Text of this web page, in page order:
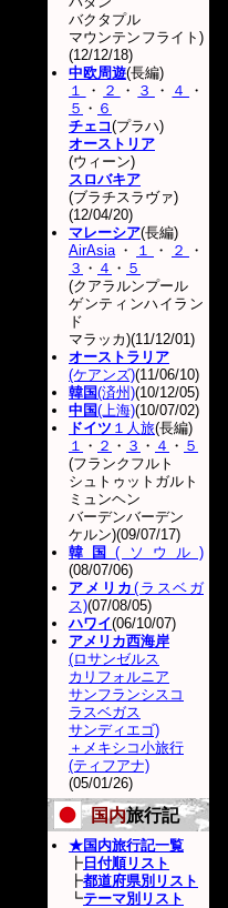
バクタプル
マウンテンフライト)
(12/12/18)
中欧周遊(長編)
１
・ ２ ・ ３ ・ ４
・
５ ・ ６
チェコ(プラハ)
オーストリア
(ウィーン)
スロバキア
(ブラチスラヴァ)
(12/04/20)
マレーシア(長編)
AirAsia・ １ ・ ２
・
３ ・ ４ ・ ５
(クアラルンプール
ゲンティンハイラン
ド
マラッカ)(11/12/01)
オーストラリア
(ケアンズ)(11/06/10)
韓国(済州)(10/12/05)
中国(上海)(10/07/02)
ドイツ １人旅(長編)
１ ・ ２ ・ ３ ・ ４ ・ ５
(フランクフルト
シュトゥットガルト
ミュンヘン
バーデンバーデン
ケルン)(09/07/17)
韓国(ソウル)
(08/07/06)
アメリカ (ラスベガ
ス)(07/08/05)
ハワイ(06/10/07)
アメリカ西海岸
(ロサンゼルス
カリフォルニア
サンフランシスコ
ラスベガス
サンディエゴ)
＋メキシコ小旅行
(ティフアナ)
(05/01/26)
国内旅行記
★国内旅行記一覧
┣ 日付順リスト
┣都道府県別リスト
┗テーマ別リスト